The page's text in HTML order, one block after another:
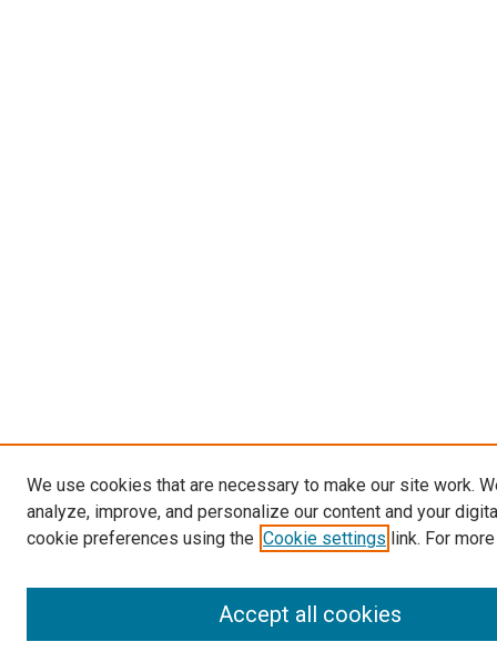
We use cookies that are necessary to make our site work.
analyze, improve, and personalize our content and your
cookie preferences using the Cookie settings link. For
Accept all cookies